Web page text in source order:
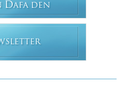
DAFA DEN